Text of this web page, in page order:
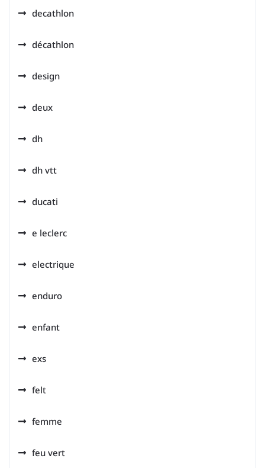
decathlon
décathlon
design
deux
dh
dh vtt
ducati
e leclerc
electrique
enduro
enfant
exs
felt
femme
feu vert